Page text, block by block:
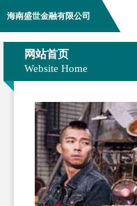
海南盛世金融有限公司
网站首页
Website Home